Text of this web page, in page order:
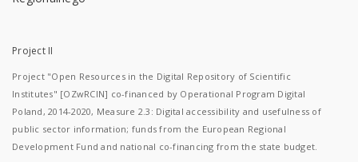
Project II
Project "Open Resources in the Digital Repository of Scientific
Institutes" [OZwRCIN] co-financed by Operational Program Digital
Poland, 2014-2020, Measure 2.3: Digital accessibility and usefulness of
public sector information; funds from the European Regional
Development Fund and national co-financing from the state budget.